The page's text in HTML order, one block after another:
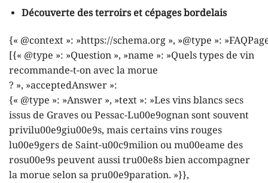
Découverte des terroirs et cépages bordelais
{« @context »: »https://schema.org », »@type »:
[{« @type »: »Question », »name »: »Quels types de vin
recommande-t-on avec la morue
? », »acceptedAnswer »:
{« @type »: »Answer », »text »: »Les vins blancs secs
issus de Graves ou Pessac-Lu00e9ognan sont souvent
privilu00e9giu00e9s, mais certains vins rouges
lu00e9gers de Saint-u00c9milion ou mu00eame des
rosu00e9s peuvent aussi tru00e8s bien accompagner
la morue selon sa pru00e9paration. »}},